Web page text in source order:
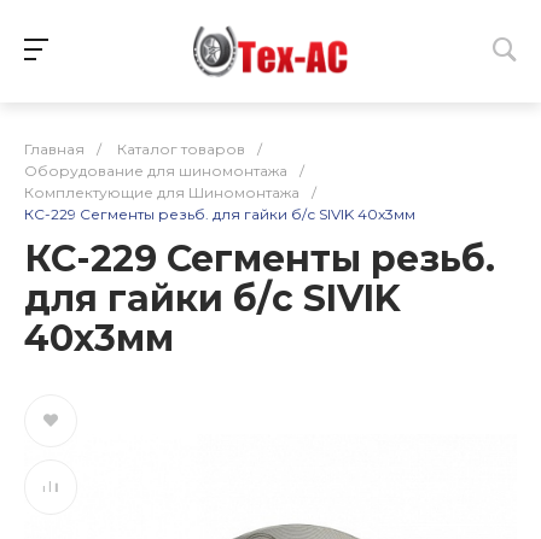
Главная / Каталог товаров
/
Оборудование для шиномонтажа
/
Комплектующие для Шиномонтажа
/
КС-229 Сегменты резьб. для гайки б/с SIVIK 40х3мм
КС-229 Сегменты резьб.
для гайки б/с SIVIK
40х3мм